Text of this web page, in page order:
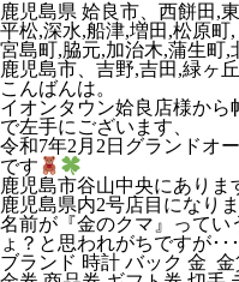
鹿児島県 姶良市、西餅田,
平松,深水,船津,増田,松原町,
宮島町,脇元,加治木,蒲生町,
鹿児島市、吉野,吉田,緑ヶ
こんばんは。
イオンタウン姶良店様から
で左手にございます、
令和7年2月2日グランドオ
です
鹿児島市谷山中央にありま
鹿児島県内2号店目になり
名前が『金のクマ』ってい
ょ？と思われがちですが･･･
ブランド 時計 バック 金